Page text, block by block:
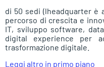
di 50 sedi (lheadquarter
percorso di crescita e
IT, sviluppo software,
digital experience per
trasformazione digitale.
Leggi altro in primo piano